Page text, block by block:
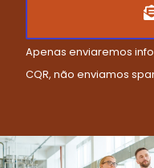
Apenas enviaremos
CQR, não enviamos